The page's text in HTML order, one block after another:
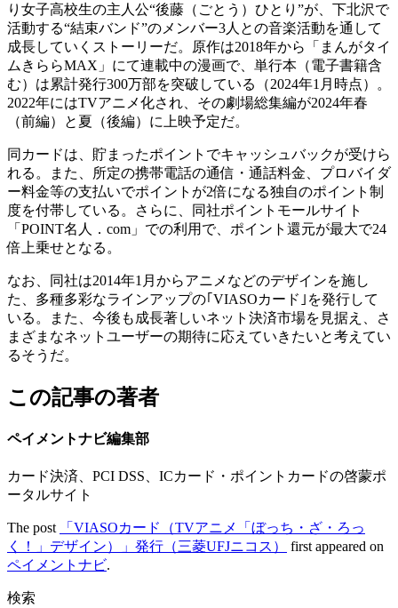
り女子高校生の主人公“後藤（ごとう）ひとり”が、下北沢で
活動する“結束バンド”のメンバー3人との音楽活動を通して
成長していくストーリーだ。原作は2018年から「まんがタイ
ムきららMAX」にて連載中の漫画で、単行本（電子書籍含
む）は累計発行300万部を突破している（2024年1月時点）。
2022年にはTVアニメ化され、その劇場総集編が2024年春
（前編）と夏（後編）に上映予定だ。
同カードは、貯まったポイントでキャッシュバックが受けら
れる。また、所定の携帯電話の通信・通話料金、プロバイダ
ー料金等の支払いでポイントが2倍になる独自のポイント制
度を付帯している。さらに、同社ポイントモールサイト
「POINT名人．com」での利用で、ポイント還元が最大で24
倍上乗せとなる。
なお、同社は2014年1月からアニメなどのデザインを施し
た、多種多彩なラインアップの｢VIASOカード｣を発行して
いる。また、今後も成長著しいネット決済市場を見据え、さ
まざまなネットユーザーの期待に応えていきたいと考えてい
るそうだ。
この記事の著者
ペイメントナビ編集部
カード決済、PCI DSS、ICカード・ポイントカードの啓蒙ポ
ータルサイト
The post
「VIASOカード（TVアニメ「ぼっち・ざ・ろっ
く！」デザイン）」発行（三菱UFJニコス）
first appeared on
ペイメントナビ.
検索